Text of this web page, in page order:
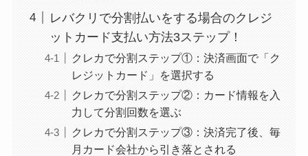
レバクリで分割払いをする場合のクレジ
ットカード支払い方法3ステップ！
クレカで分割ステップ①：決済画面で「ク
レジットカード」を選択する
クレカで分割ステップ②：カード情報を入
力して分割回数を選ぶ
クレカで分割ステップ③：決済完了後、毎
月カード会社から引き落とされる